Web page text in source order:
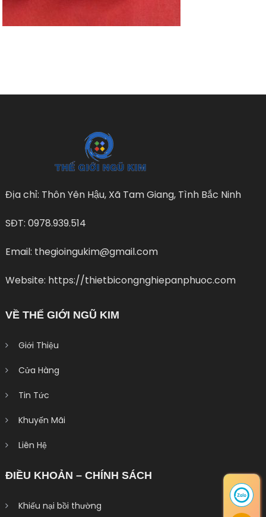
Địa chỉ: Thôn Yên Hậu, Xã Tam Giang, Tình Bắc Ninh
SĐT: 0978.939.514
Email: thegioingukim@gmail.com
Website: https://thietbicongnghiepanphuoc.com
VỀ THẾ GIỚI NGŨ KIM
Giới Thiệu
Cửa Hàng
Tin Tức
Khuyến Mãi
Liên Hệ
ĐIỀU KHOẢN – CHÍNH SÁCH
Khiếu nại bồi thường